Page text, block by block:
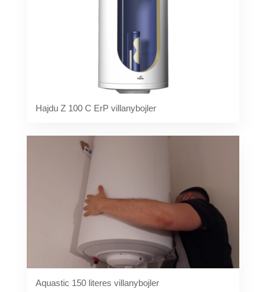
Hajdu Z 100 C ErP villanybojler
Aquastic 150 literes villanybojler